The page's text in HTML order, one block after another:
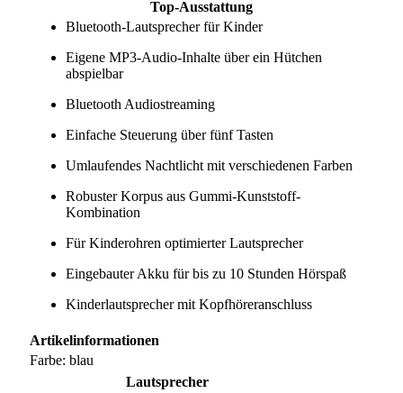
Top-Ausstattung
Bluetooth-Lautsprecher für Kinder
Eigene MP3-Audio-Inhalte über ein Hütchen
abspielbar
Bluetooth Audiostreaming
Einfache Steuerung über fünf Tasten
Umlaufendes Nachtlicht mit verschiedenen Farben
Robuster Korpus aus Gummi-Kunststoff-
Kombination
Für Kinderohren optimierter Lautsprecher
Eingebauter Akku für bis zu 10 Stunden Hörspaß
Kinderlautsprecher mit Kopfhöreranschluss
Artikelinformationen
Farbe: blau
Lautsprecher